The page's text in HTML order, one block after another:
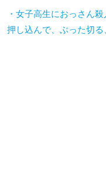
・女子高生におっさん
押し込んで、ぶった切る